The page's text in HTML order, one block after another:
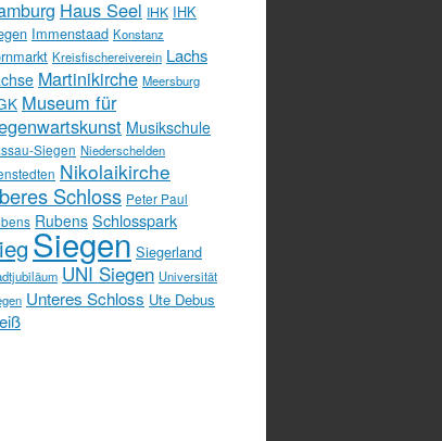
Haus Seel IHK IHK
Immenstaad Konstanz
Kreisfischereiverein Lachs
Martinikirche Meersburg
Museum für
Musikschule
Siegen Niederschelden
Nikolaikirche
Schloss Peter Paul
Rubens Schlosspark
Siegen Siegerland
UNI Siegen Universität
Unteres Schloss Ute Debus